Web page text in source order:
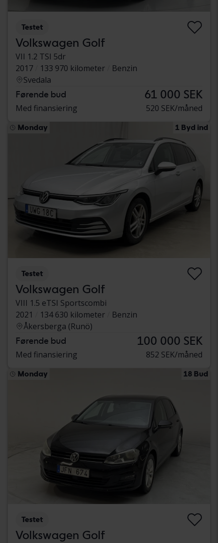
Testet
Volkswagen Golf
VII 1.2 TSI 5dr
2017
133 970 kilometer
Benzin
Svedala
Førende bud 61 000 SEK
Med finansiering 520 SEK/måned
Monday 1 Byd ind
Testet
Volkswagen Golf
VIII 1.5 eTSI Sportscombi
2021
134 630 kilometer
Benzin
Åkersberga (Runö)
Førende bud 100 000 SEK
Med finansiering 852 SEK/måned
Monday 18 Bud
Testet
Volkswagen Golf